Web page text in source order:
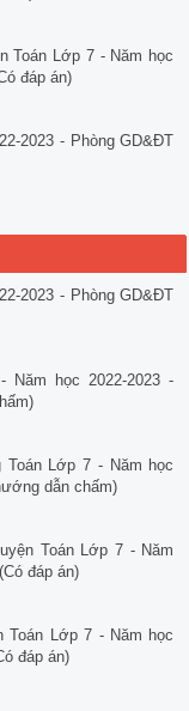
Toán Lớp 7 - Năm học
đáp án)
2023 - Phòng GD&ĐT
2023 - Phòng GD&ĐT
học 2022-2023 -
Lớp 7 - Năm học
dẫn chấm)
Toán Lớp 7 - Năm
đáp án)
Toán Lớp 7 - Năm học
đáp án)